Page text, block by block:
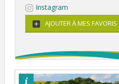
Instagram
AJOUTER À MES FAVORIS
©total jump